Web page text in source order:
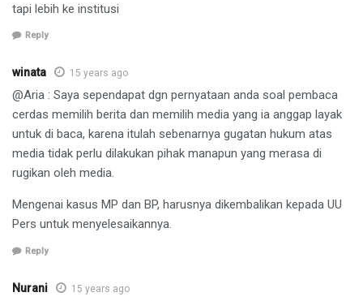
tapi lebih ke institusi
Reply
winata 15 years ago
@Aria : Saya sependapat dgn pernyataan anda soal pembaca
cerdas memilih berita dan memilih media yang ia anggap layak
untuk di baca, karena itulah sebenarnya gugatan hukum atas
media tidak perlu dilakukan pihak manapun yang merasa di
rugikan oleh media.
Mengenai kasus MP dan BP, harusnya dikembalikan kepada UU
Pers untuk menyelesaikannya.
Reply
Nurani 15 years ago